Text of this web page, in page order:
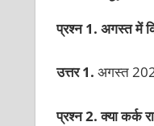
प्रश्न 1. अगस्त में
उत्तर 1. अगस्त
प्रश्न 2. क्या कर्क